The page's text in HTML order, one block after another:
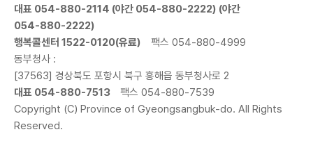
대표 054-880-2114 (야간 054-880-2222) (야간
054-880-2222)
행복콜센터 1522-0120(유료)
팩스 054-880-4999
동부청사 :
[37563] 경상북도 포항시 북구 흥해읍 동부청사로 2
대표 054-880-7513
팩스 054-880-7539
Copyright (C) Province of Gyeongsangbuk-do. All Rights
Reserved.